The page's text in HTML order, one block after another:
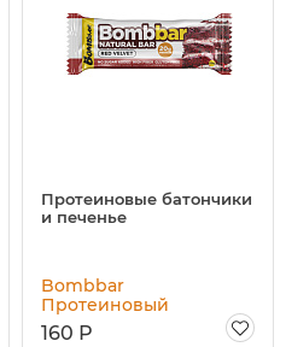
Протеиновые батончики
и печенье
Bombbar
Протеиновый
батончик, 60 гр
160 Р